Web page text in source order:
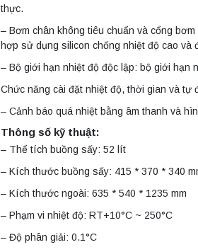
thực.
– Bơm chân không tiêu chuẩn và cổng
hợp sử dụng silicon chống nhiệt độ cao và
– Bộ giới hạn nhiệt độ độc lập: bộ giới hạn
Chức năng cài đặt nhiệt độ, thời gian và tự
– Cảnh báo quá nhiệt bằng âm thanh và
Thông số kỹ thuật:
– Thể tích buồng sấy: 52 lít
– Kích thước buồng sấy: 415 * 370 * 340
– Kích thước ngoài: 635 * 540 * 1235 mm
– Phạm vi nhiệt độ: RT+10°C ~ 250°C
– Độ phân giải: 0.1°C